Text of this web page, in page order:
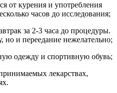
от курения и употребления
часов до исследования;
за 2-3 часа до процедуры.
но и переедание нежелательно;
одежду и спортивную обувь;
лекарствах,